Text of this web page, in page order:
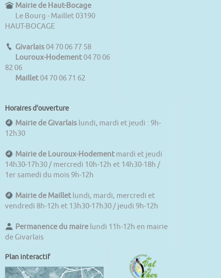
Mairie de Haut-Bocage
Le Bourg - Maillet 03190
HAUT-BOCAGE
Givarlais 04 70 06 77 58
Louroux-Hodement 04 70 06
82 06
Maillet 04 70 06 71 62
Horaires d'ouverture
Mairie de Givarlais lundi, mardi et jeudi : 9h-
12h30
Mairie de Louroux-Hodement mardi et jeudi
14h30-17h30 / mercredi 10h-12h et 14h30-18h /
1er samedi du mois 9h-12h
Mairie de Maillet lundi, mardi, mercredi et
vendredi 8h-12h et 13h30-17h30 / jeudi 9h-12h
Permanence du maire lundi 11h-12h en mairie
de Givarlais
Plan interactif